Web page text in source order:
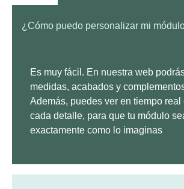
¿Cómo puedo personalizar mi
Es muy fácil. En nuestra web
medidas, acabados y
Además, puedes ver en tiempo real
cada detalle, para que tu módulo
exactamente como lo imaginas